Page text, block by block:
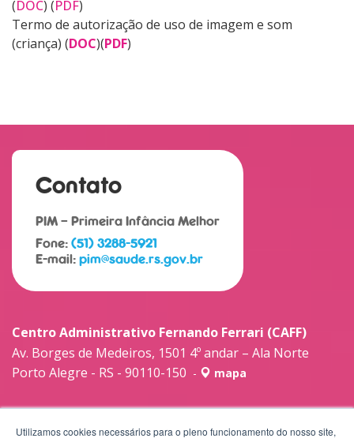
(DOC) (PDF)
Termo de autorização de uso de imagem e som
(criança) (DOC)(PDF)
Centro Administrativo Fernando Ferrari (CAFF)
Av. Borges de Medeiros, 1501 4º andar – Ala Norte
Porto Alegre - RS - 90110-150 - mapa
Contato
PIM – Primeira Infância Melhor
Fone: (51) 3288-5921
E-mail: pim@saude.rs.gov.br
Utilizamos cookies necessários para o pleno funcionamento do nosso site,